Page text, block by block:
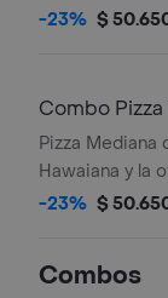
una cerveza
-23% $
Combo
Corona Bot.
Pizza Mediana
Hawaiana y la
champiñones.
-23% $
Combos